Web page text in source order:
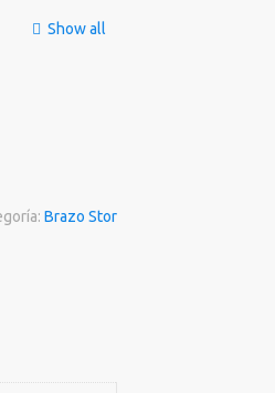
Show all
Brazo Stor